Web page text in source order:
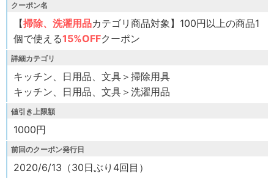
クーポン名
【掃除、洗濯用品カテゴリ商品対象】100円以上の商品1
個で使える15%OFFクーポン
詳細カテゴリ
キッチン、日用品、文具＞掃除用具
キッチン、日用品、文具＞洗濯用品
値引き上限額
1000円
前回のクーポン発行日
2020/6/13（30日ぶり4回目）